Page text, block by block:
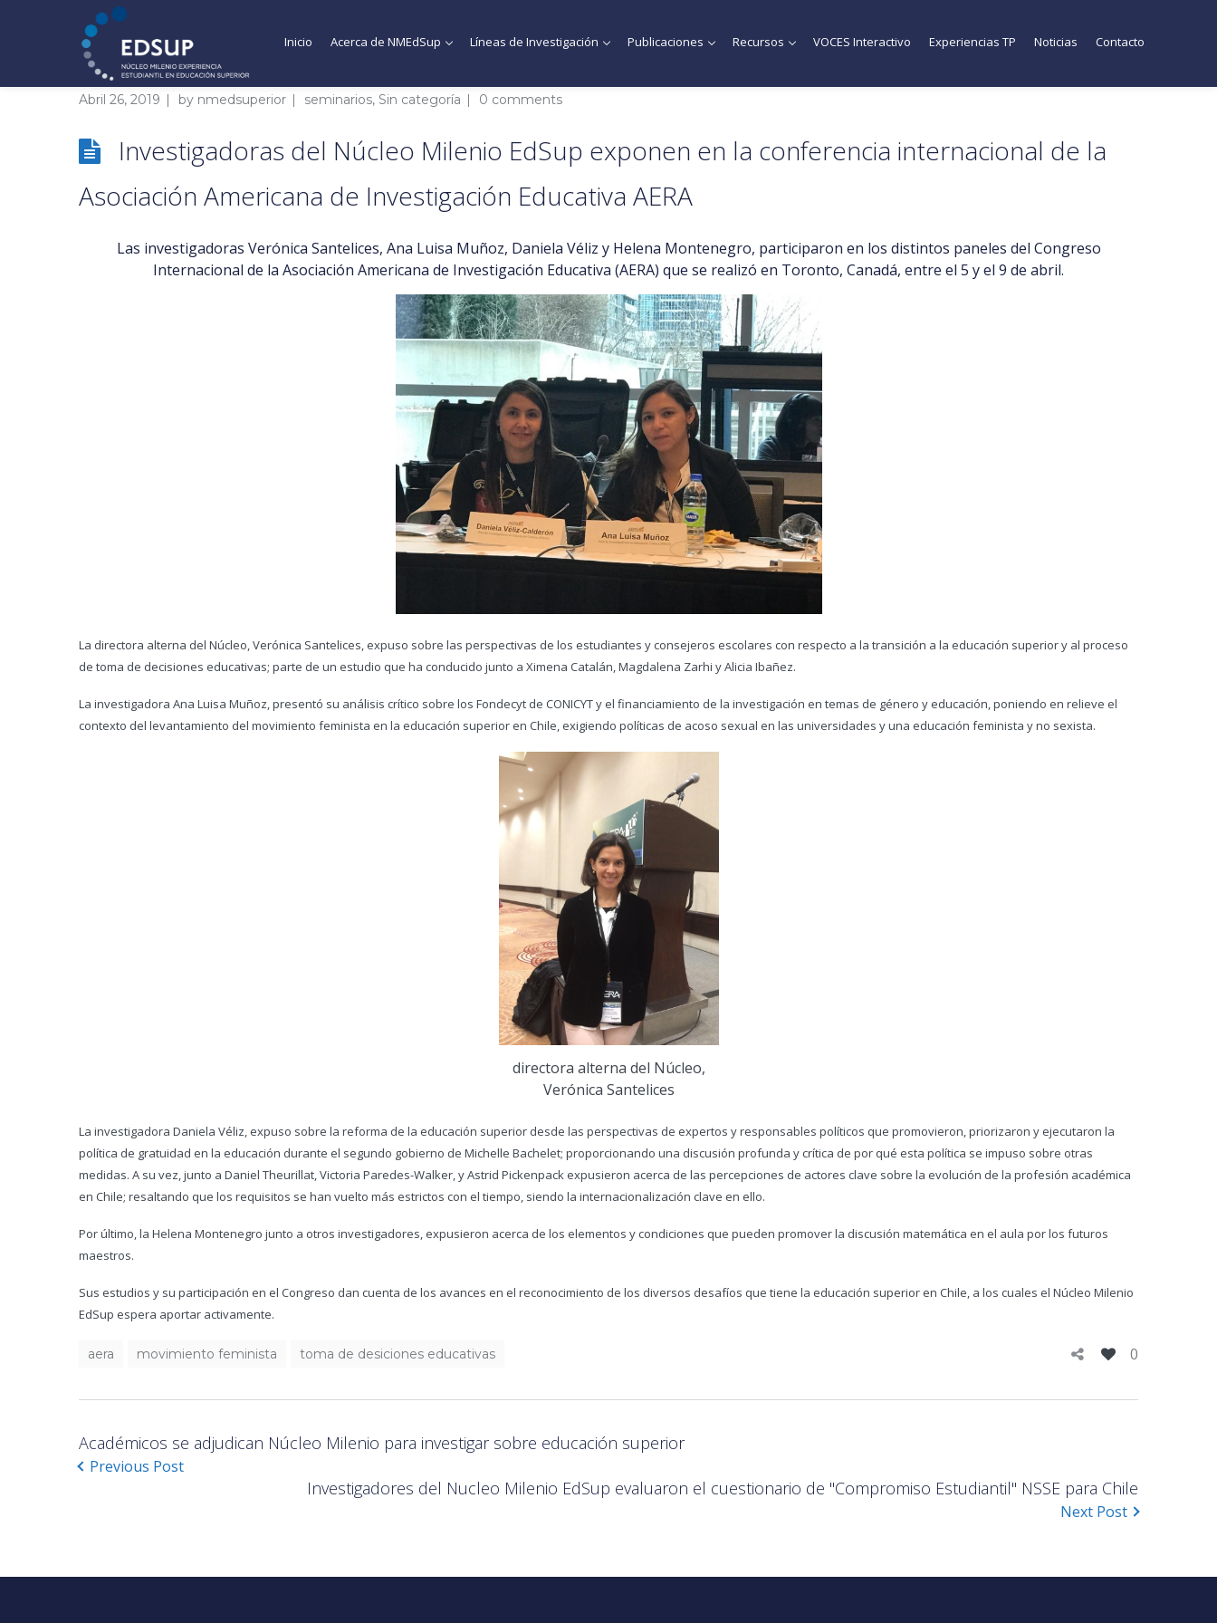
Inicio Acerca de NMEdSup Líneas de Investigación Publicaciones Recursos VOCES Interactivo Experiencias TP Noticias Contacto
Abril 26, 2019 by nmedsuperior seminarios, Sin categoría 0 comments
Investigadoras del Núcleo Milenio EdSup exponen en la conferencia internacional de la
Asociación Americana de Investigación Educativa AERA
Las investigadoras Verónica Santelices, Ana Luisa Muñoz, Daniela Véliz y Helena Montenegro, participaron en los distintos paneles del Congreso
Internacional de la Asociación Americana de Investigación Educativa (AERA) que se realizó en Toronto, Canadá, entre el 5 y el 9 de abril.
La directora alterna del Núcleo, Verónica Santelices, expuso sobre las perspectivas de los estudiantes y consejeros escolares con respecto a la transición a la educación superior y al proceso
de toma de decisiones educativas; parte de un estudio que ha conducido junto a Ximena Catalán, Magdalena Zarhi y Alicia Ibañez.
La investigadora Ana Luisa Muñoz, presentó su análisis crítico sobre los Fondecyt de CONICYT y el financiamiento de la investigación en temas de género y educación, poniendo en relieve el
contexto del levantamiento del movimiento feminista en la educación superior en Chile, exigiendo políticas de acoso sexual en las universidades y una educación feminista y no sexista.
directora alterna del Núcleo,
Verónica Santelices
La investigadora Daniela Véliz, expuso sobre la reforma de la educación superior desde las perspectivas de expertos y responsables políticos que promovieron, priorizaron y ejecutaron la
política de gratuidad en la educación durante el segundo gobierno de Michelle Bachelet; proporcionando una discusión profunda y crítica de por qué esta política se impuso sobre otras
medidas. A su vez, junto a Daniel Theurillat, Victoria Paredes-Walker, y Astrid Pickenpack expusieron acerca de las percepciones de actores clave sobre la evolución de la profesión académica
en Chile; resaltando que los requisitos se han vuelto más estrictos con el tiempo, siendo la internacionalización clave en ello.
Por último, la Helena Montenegro junto a otros investigadores, expusieron acerca de los elementos y condiciones que pueden promover la discusión matemática en el aula por los futuros
maestros.
Sus estudios y su participación en el Congreso dan cuenta de los avances en el reconocimiento de los diversos desafíos que tiene la educación superior en Chile, a los cuales el Núcleo Milenio
EdSup espera aportar activamente.
aera movimiento feminista toma de desiciones educativas 0
Académicos se adjudican Núcleo Milenio para investigar sobre educación superior
Previous Post
Investigadores del Nucleo Milenio EdSup evaluaron el cuestionario de "Compromiso Estudiantil" NSSE para Chile
Next Post